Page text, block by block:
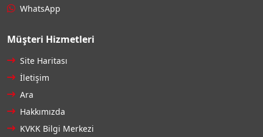
WhatsApp
Müşteri Hizmetleri
Site Haritası
İletişim
Ara
Hakkımızda
KVKK Bilgi Merkezi